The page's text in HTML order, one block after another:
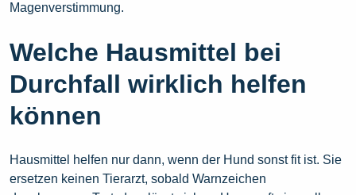
Magenverstimmung.
Welche Hausmittel bei
Durchfall wirklich helfen
können
Hausmittel helfen nur dann, wenn der Hund sonst fit ist. Sie
ersetzen keinen Tierarzt, sobald Warnzeichen